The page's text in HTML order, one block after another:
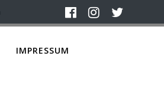
IMPRESSUM